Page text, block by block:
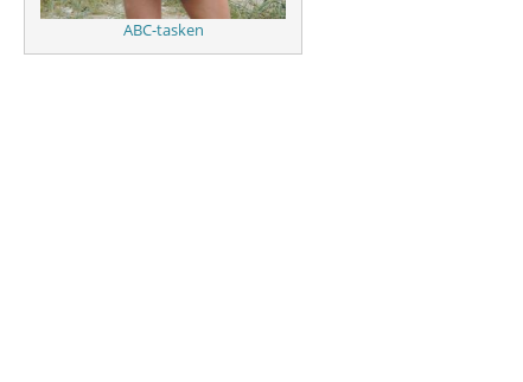
ABC-tasken